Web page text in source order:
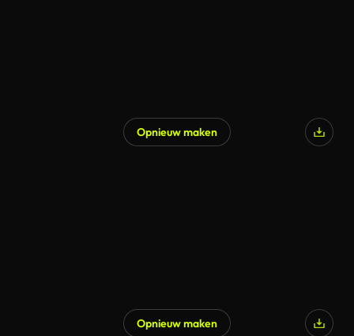
Opnieuw maken
Opnieuw maken